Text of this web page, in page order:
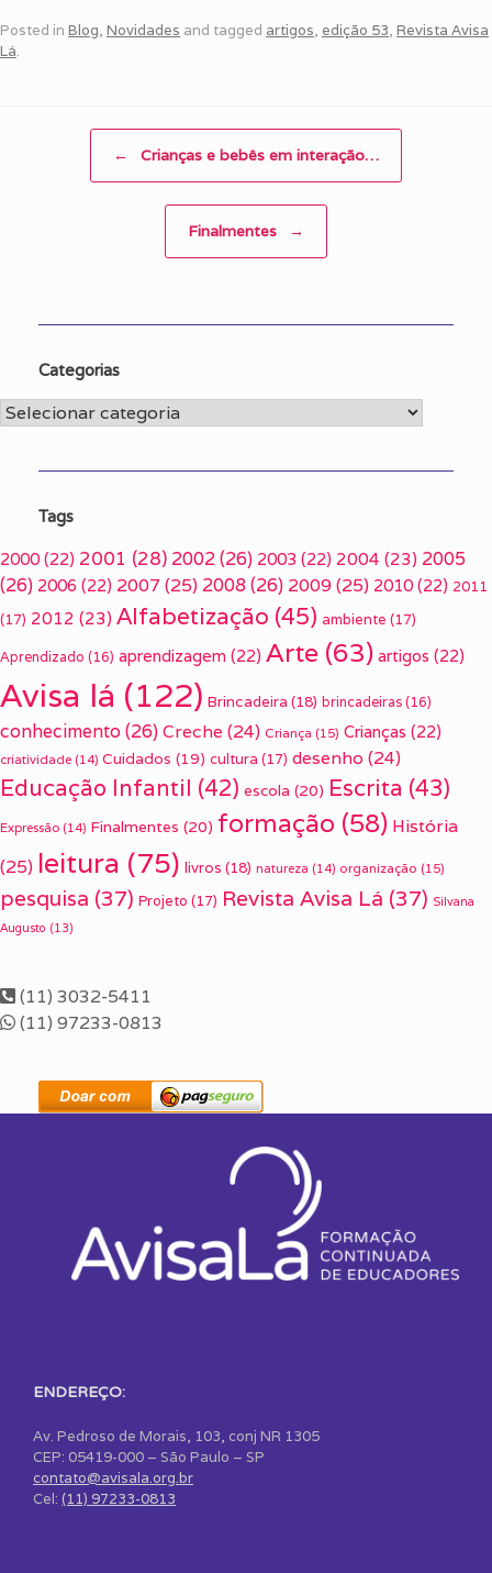
Posted in Blog, Novidades and tagged artigos, edição 53, Revista Avisa
Lá.
Post navigation
← Crianças e bebês em interação…
Finalmentes →
Categorias
Categorias
Tags
2000 (22) 2001 (28) 2002(26) 2003 (22) 2004 (23) 2005
(26) 2006 (22) 2007 (25) 2008(26) 2009(25) 2010 (22) 2011
(17) 2012 (23) Alfabetização (45) ambiente (17)
Aprendizado (16) aprendizagem (22) Arte (63) artigos (22)
Avisa lá (122) Brincadeira (18) brincadeiras (16)
conhecimento(26) Creche (24) Criança (15) Crianças (22)
criatividade (14) Cuidados (19) cultura (17) desenho (24)
Educação Infantil (42) escola (20) Escrita (43)
Expressão (14) Finalmentes (20) formação (58) História
(25) leitura (75) livros (18) natureza (14) organização (15)
pesquisa (37) Projeto (17) Revista Avisa Lá (37) Silvana
Augusto (13)
(11) 3032-5411
(11) 97233-0813
ENDEREÇO:
Av. Pedroso de Morais, 103, conj NR 1305
CEP: 05419-000 – São Paulo – SP
contato@avisala.org.br
Cel: (11) 97233-0813